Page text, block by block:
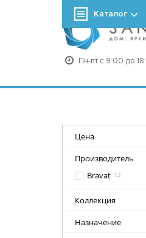
Пн-пт с 9:00 до
Каталог
Цена
Производитель
Bravat 12
Коллекция
Назначение